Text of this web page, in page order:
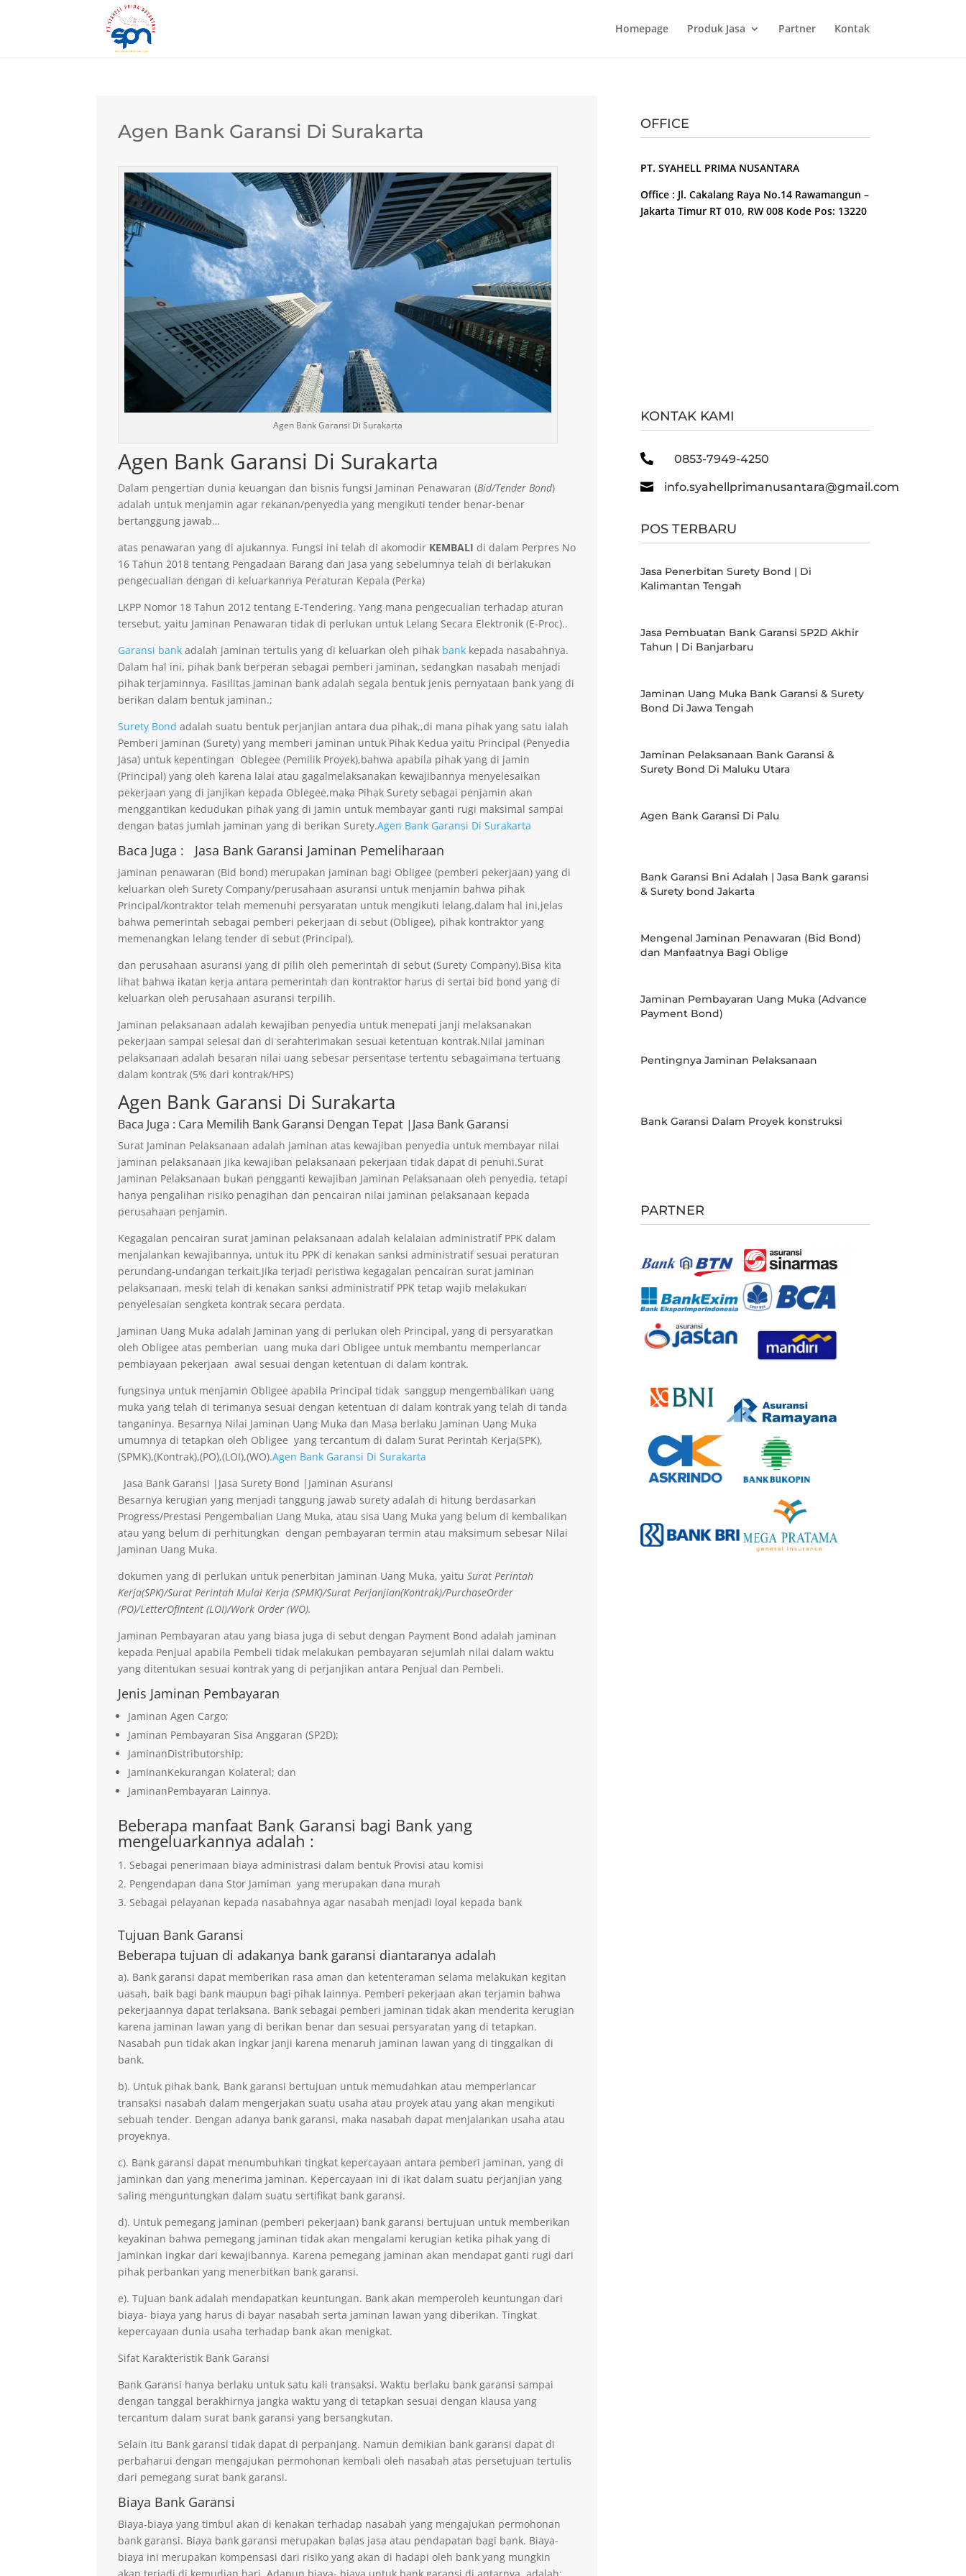
Homepage Produk Jasa Partner Kontak
Agen Bank Garansi Di Surakarta
Agen Bank Garansi Di Surakarta
Agen Bank Garansi Di Surakarta
Dalam pengertian dunia keuangan dan bisnis fungsi Jaminan Penawaran (Bid/Tender Bond)
adalah untuk menjamin agar rekanan/penyedia yang mengikuti tender benar-benar
bertanggung jawab…
atas penawaran yang di ajukannya. Fungsi ini telah di akomodir KEMBALI di dalam Perpres No
16 Tahun 2018 tentang Pengadaan Barang dan Jasa yang sebelumnya telah di berlakukan
pengecualian dengan di keluarkannya Peraturan Kepala (Perka)
LKPP Nomor 18 Tahun 2012 tentang E-Tendering. Yang mana pengecualian terhadap aturan
tersebut, yaitu Jaminan Penawaran tidak di perlukan untuk Lelang Secara Elektronik (E-Proc)..
Garansi bank adalah jaminan tertulis yang di keluarkan oleh pihak bank kepada nasabahnya.
Dalam hal ini, pihak bank berperan sebagai pemberi jaminan, sedangkan nasabah menjadi
pihak terjaminnya. Fasilitas jaminan bank adalah segala bentuk jenis pernyataan bank yang di
berikan dalam bentuk jaminan.;
Surety Bond adalah suatu bentuk perjanjian antara dua pihak,,di mana pihak yang satu ialah
Pemberi Jaminan (Surety) yang memberi jaminan untuk Pihak Kedua yaitu Principal (Penyedia
Jasa) untuk kepentingan Oblegee (Pemilik Proyek),bahwa apabila pihak yang di jamin
(Principal) yang oleh karena lalai atau gagalmelaksanakan kewajibannya menyelesaikan
pekerjaan yang di janjikan kepada Oblegee,maka Pihak Surety sebagai penjamin akan
menggantikan kedudukan pihak yang di jamin untuk membayar ganti rugi maksimal sampai
dengan batas jumlah jaminan yang di berikan Surety.Agen Bank Garansi Di Surakarta
Baca Juga : Jasa Bank Garansi Jaminan Pemeliharaan
jaminan penawaran (Bid bond) merupakan jaminan bagi Obligee (pemberi pekerjaan) yang di
keluarkan oleh Surety Company/perusahaan asuransi untuk menjamin bahwa pihak
Principal/kontraktor telah memenuhi persyaratan untuk mengikuti lelang.dalam hal ini,jelas
bahwa pemerintah sebagai pemberi pekerjaan di sebut (Obligee), pihak kontraktor yang
memenangkan lelang tender di sebut (Principal),
dan perusahaan asuransi yang di pilih oleh pemerintah di sebut (Surety Company).Bisa kita
lihat bahwa ikatan kerja antara pemerintah dan kontraktor harus di sertai bid bond yang di
keluarkan oleh perusahaan asuransi terpilih.
Jaminan pelaksanaan adalah kewajiban penyedia untuk menepati janji melaksanakan
pekerjaan sampai selesai dan di serahterimakan sesuai ketentuan kontrak.Nilai jaminan
pelaksanaan adalah besaran nilai uang sebesar persentase tertentu sebagaimana tertuang
dalam kontrak (5% dari kontrak/HPS)
Agen Bank Garansi Di Surakarta
Baca Juga : Cara Memilih Bank Garansi Dengan Tepat |Jasa Bank Garansi
Surat Jaminan Pelaksanaan adalah jaminan atas kewajiban penyedia untuk membayar nilai
jaminan pelaksanaan jika kewajiban pelaksanaan pekerjaan tidak dapat di penuhi.Surat
Jaminan Pelaksanaan bukan pengganti kewajiban Jaminan Pelaksanaan oleh penyedia, tetapi
hanya pengalihan risiko penagihan dan pencairan nilai jaminan pelaksanaan kepada
perusahaan penjamin.
Kegagalan pencairan surat jaminan pelaksanaan adalah kelalaian administratif PPK dalam
menjalankan kewajibannya, untuk itu PPK di kenakan sanksi administratif sesuai peraturan
perundang-undangan terkait.Jika terjadi peristiwa kegagalan pencairan surat jaminan
pelaksanaan, meski telah di kenakan sanksi administratif PPK tetap wajib melakukan
penyelesaian sengketa kontrak secara perdata.
Jaminan Uang Muka adalah Jaminan yang di perlukan oleh Principal, yang di persyaratkan
oleh Obligee atas pemberian uang muka dari Obligee untuk membantu memperlancar
pembiayaan pekerjaan awal sesuai dengan ketentuan di dalam kontrak.
fungsinya untuk menjamin Obligee apabila Principal tidak sanggup mengembalikan uang
muka yang telah di terimanya sesuai dengan ketentuan di dalam kontrak yang telah di tanda
tanganinya. Besarnya Nilai Jaminan Uang Muka dan Masa berlaku Jaminan Uang Muka
umumnya di tetapkan oleh Obligee yang tercantum di dalam Surat Perintah Kerja(SPK),
(SPMK),(Kontrak),(PO),(LOI),(WO).Agen Bank Garansi Di Surakarta
Jasa Bank Garansi |Jasa Surety Bond |Jaminan Asuransi
Besarnya kerugian yang menjadi tanggung jawab surety adalah di hitung berdasarkan
Progress/Prestasi Pengembalian Uang Muka, atau sisa Uang Muka yang belum di kembalikan
atau yang belum di perhitungkan dengan pembayaran termin atau maksimum sebesar Nilai
Jaminan Uang Muka.
dokumen yang di perlukan untuk penerbitan Jaminan Uang Muka, yaituSurat Perintah
Kerja(SPK)/Surat Perintah Mulai Kerja (SPMK)/Surat Perjanjian(Kontrak)/PurchaseOrder
(PO)/LetterOfIntent (LOI)/Work Order (WO).
Jaminan Pembayaran atau yang biasa juga di sebut dengan Payment Bond adalah jaminan
kepada Penjual apabila Pembeli tidak melakukan pembayaran sejumlah nilai dalam waktu
yang ditentukan sesuai kontrak yang di perjanjikan antara Penjual dan Pembeli.
Jenis Jaminan Pembayaran
Jaminan Agen Cargo;
Jaminan Pembayaran Sisa Anggaran (SP2D);
JaminanDistributorship;
JaminanKekurangan Kolateral; dan
JaminanPembayaran Lainnya.
Beberapa manfaat Bank Garansi bagi Bank yang
mengeluarkannya adalah :
Sebagai penerimaan biaya administrasi dalam bentuk Provisi atau komisi
Pengendapan dana Stor Jamiman yang merupakan dana murah
Sebagai pelayanan kepada nasabahnya agar nasabah menjadi loyal kepada bank
Tujuan Bank Garansi
Beberapa tujuan di adakanya bank garansi diantaranya adalah
a). Bank garansi dapat memberikan rasa aman dan ketenteraman selama melakukan kegitan
uasah, baik bagi bank maupun bagi pihak lainnya. Pemberi pekerjaan akan terjamin bahwa
pekerjaannya dapat terlaksana. Bank sebagai pemberi jaminan tidak akan menderita kerugian
karena jaminan lawan yang di berikan benar dan sesuai persyaratan yang di tetapkan.
Nasabah pun tidak akan ingkar janji karena menaruh jaminan lawan yang di tinggalkan di
bank.
b). Untuk pihak bank, Bank garansi bertujuan untuk memudahkan atau memperlancar
transaksi nasabah dalam mengerjakan suatu usaha atau proyek atau yang akan mengikuti
sebuah tender. Dengan adanya bank garansi, maka nasabah dapat menjalankan usaha atau
proyeknya.
c). Bank garansi dapat menumbuhkan tingkat kepercayaan antara pemberi jaminan, yang di
jaminkan dan yang menerima jaminan. Kepercayaan ini di ikat dalam suatu perjanjian yang
saling menguntungkan dalam suatu sertifikat bank garansi.
d). Untuk pemegang jaminan (pemberi pekerjaan) bank garansi bertujuan untuk memberikan
keyakinan bahwa pemegang jaminan tidak akan mengalami kerugian ketika pihak yang di
jaminkan ingkar dari kewajibannya. Karena pemegang jaminan akan mendapat ganti rugi dari
pihak perbankan yang menerbitkan bank garansi.
e). Tujuan bank adalah mendapatkan keuntungan. Bank akan memperoleh keuntungan dari
biaya- biaya yang harus di bayar nasabah serta jaminan lawan yang diberikan. Tingkat
kepercayaan dunia usaha terhadap bank akan menigkat.
Sifat Karakteristik Bank Garansi
Bank Garansi hanya berlaku untuk satu kali transaksi. Waktu berlaku bank garansi sampai
dengan tanggal berakhirnya jangka waktu yang di tetapkan sesuai dengan klausa yang
tercantum dalam surat bank garansi yang bersangkutan.
Selain itu Bank garansi tidak dapat di perpanjang. Namun demikian bank garansi dapat di
perbaharui dengan mengajukan permohonan kembali oleh nasabah atas persetujuan tertulis
dari pemegang surat bank garansi.
Biaya Bank Garansi
Biaya-biaya yang timbul akan di kenakan terhadap nasabah yang mengajukan permohonan
bank garansi. Biaya bank garansi merupakan balas jasa atau pendapatan bagi bank. Biaya-
biaya ini merupakan kompensasi dari risiko yang akan di hadapi oleh bank yang mungkin
OFFICE
PT. SYAHELL PRIMA NUSANTARA
Office : Jl. Cakalang Raya No.14 Rawamangun –
Jakarta Timur RT 010, RW 008 Kode Pos: 13220
KONTAK KAMI
 0853-7949-4250
 info.syahellprimanusantara@gmail.com
POS TERBARU
Jasa Penerbitan Surety Bond | Di
Kalimantan Tengah
Jasa Pembuatan Bank Garansi SP2D Akhir
Tahun | Di Banjarbaru
Jaminan Uang Muka Bank Garansi & Surety
Bond Di Jawa Tengah
Jaminan Pelaksanaan Bank Garansi &
Surety Bond Di Maluku Utara
Agen Bank Garansi Di Palu
Bank Garansi Bni Adalah | Jasa Bank garansi
& Surety bond Jakarta
Mengenal Jaminan Penawaran (Bid Bond)
dan Manfaatnya Bagi Oblige
Jaminan Pembayaran Uang Muka (Advance
Payment Bond)
Pentingnya Jaminan Pelaksanaan
Bank Garansi Dalam Proyek konstruksi
PARTNER